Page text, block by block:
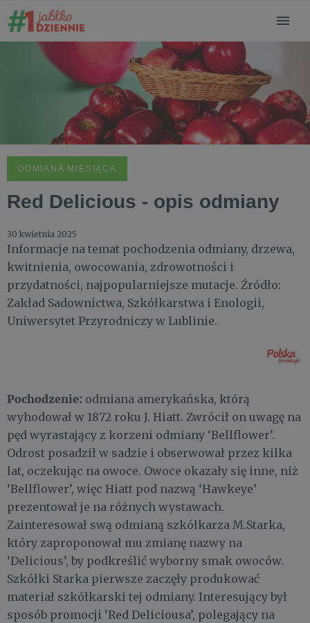
ODMIANA MIESIĄCA
Red Delicious - opis odmiany
30 kwietnia 2025
Informacje na temat pochodzenia odmiany, drzewa,
kwitnienia, owocowania, zdrowotności i
przydatności, najpopularniejsze mutacje. Źródło:
Zakład Sadownictwa, Szkółkarstwa i Enologii,
Uniwersytet Przyrodniczy w Lublinie.
Pochodzenie: odmiana amerykańska, którą
wyhodował w 1872 roku J. Hiatt. Zwrócił on uwagę na
pęd wyrastający z korzeni odmiany ‘Bellflower’.
Odrost posadził w sadzie i obserwował przez kilka
lat, oczekując na owoce. Owoce okazały się inne, niż
‘Bellflower’, więc Hiatt pod nazwą ‘Hawkeye’
prezentował je na różnych wystawach.
Zainteresował swą odmianą szkółkarza M.Starka,
który zaproponował mu zmianę nazwy na
‘Delicious’, by podkreślić wyborny smak owoców.
Szkółki Starka pierwsze zaczęły produkować
materiał szkółkarski tej odmiany. Interesujący był
sposób promocji ‘Red Deliciousa’, polegający na